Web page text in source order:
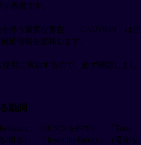
表現です。
を伴う重要な警告、「CAUTION」は注
足情報を意味します。
使用に直結するので、必ず確認しまし
動詞
button」（ボタンを押す）、「Turn
/切る）、「Insert the battery」（電池を